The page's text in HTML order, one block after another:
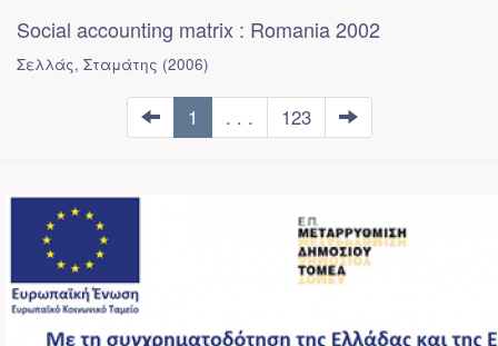
Social accounting matrix : Romania 2002
Σελλάς, Σταμάτης (2006)
1 . . . 123